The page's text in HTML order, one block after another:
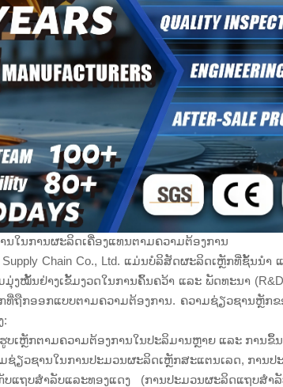
ນໃນການຜະລິດເຄື່ອງແທນຕາມຄວາມຕ້ອງການ
Supply Chain Co., Ltd. ແມ່ນບໍລິສັດຜະລິດເຫຼັກທີ່ຊັ້ນ
ງໝັ້ນຢ່າງເຂັ້ມງວດໃນການຄົ້ນຄວ້າ ແລະ ພັດທະນາ
ທີ່ຖືກອອກແບບຕາມຄວາມຕ້ອງການ. ຄວາມຊ່ຽວຊານຫຼັກ
:
ເຫຼັກຕາມຄວາມຕ້ອງການໃນປະລິມານຫຼາຍ ແລະ ການຂຶ້
ຊ່ຽວຊານໃນການປະມວນຜະລິດເຫຼັກສະແຕນເລດ, ການ
ແຖບສຳລັບແລະທອງແດງ (ການປະມວນຜະລິດແຖບສຳ